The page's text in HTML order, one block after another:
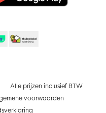
Alle prijzen inclusief BTW
voorwaarden